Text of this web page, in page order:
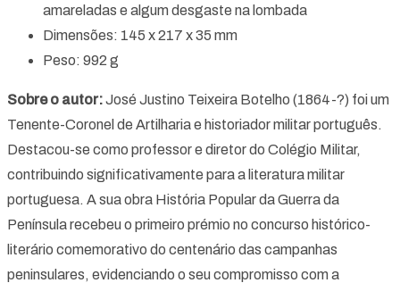
amareladas e algum desgaste na lombada
Dimensões: 145 x 217 x 35 mm
Peso: 992 g
Sobre o autor:José Justino Teixeira Botelho (1864-?) foi um
Tenente-Coronel de Artilharia e historiador militar português.
Destacou-se como professor e diretor do Colégio Militar,
contribuindo significativamente para a literatura militar
portuguesa. A sua obra História Popular da Guerra da
Península recebeu o primeiro prémio no concurso histórico-
literário comemorativo do centenário das campanhas
peninsulares, evidenciando o seu compromisso com a